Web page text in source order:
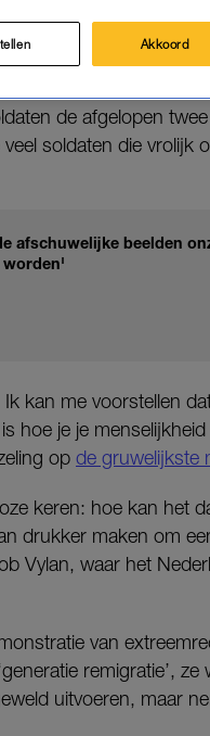
en geweld
de afgelopen
soldaten die vrolijk
afschuwelijke beelden
worden'
Ik kan me voorstellen
hoe je je
op de gruwelijkste
keren: hoe kan het
drukker maken om
Vylan, waar het
van
remigratie’,
uitvoeren, maar
Akkoord